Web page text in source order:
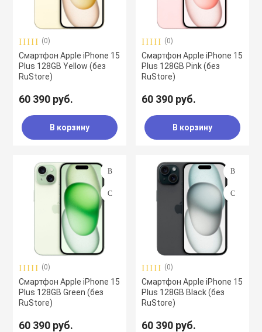
Apple MacBook
Apple Magic
Apple Magic
Apple Pencil
Apple TV
Apple Watch
iPhone БУ
воздуха
(0)
Смартфон Apple iPhone 15
Plus 128GB Yellow (без
RuStore)
60 390 руб.
В корзину
(0)
Смартфон Apple iPhone 15
Plus 128GB Pink (без
RuStore)
60 390 руб.
В корзину
(0)
Смартфон Apple iPhone 15
Plus 128GB Green (без
RuStore)
60 390 руб.
(0)
Смартфон Apple iPhone 15
Plus 128GB Black (без
RuStore)
60 390 руб.